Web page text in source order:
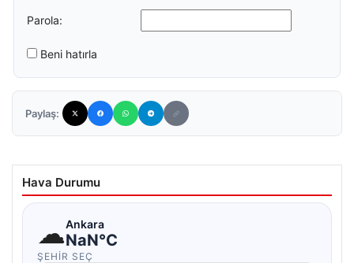
Parola:
Beni hatırla
Paylaş:
Hava Durumu
☁Ankara
NaN°C
ŞEHIR SEÇ